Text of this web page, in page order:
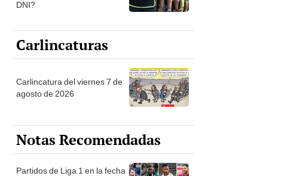
DNI?
Carlincaturas
Carlincatura del viernes 7 de
agosto de 2026
Notas Recomendadas
Partidos de Liga 1 en la fecha